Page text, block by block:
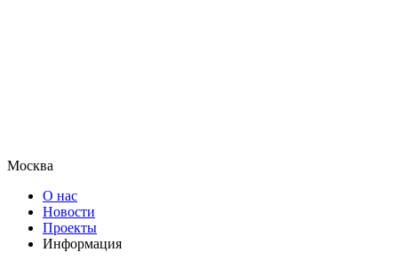
Москва
О нас
Новости
Проекты
Информация